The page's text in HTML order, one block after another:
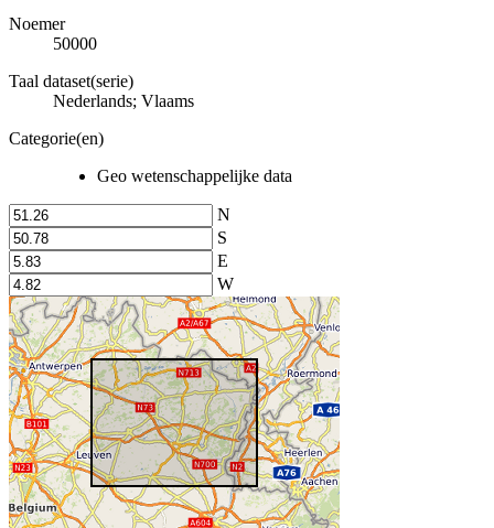
Noemer
50000
Taal dataset(serie)
Nederlands; Vlaams
Categorie(en)
Geo wetenschappelijke data
N
S
E
W